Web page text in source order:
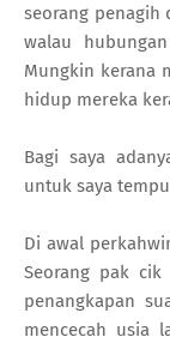
seorang penagih
walau
Mungkin kerana
hidup mereka
Bagi saya
untuk saya
Di awal
Seorang pak
penangkapan
mencecah usia